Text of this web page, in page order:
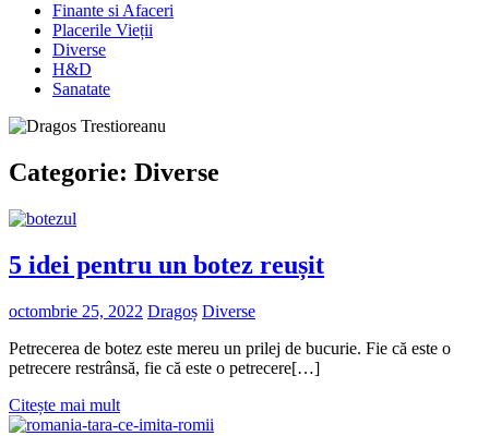
Finante si Afaceri
Placerile Vieții
Diverse
H&D
Sanatate
Categorie: Diverse
5 idei pentru un botez reușit
octombrie 25, 2022 Dragoș Diverse
Petrecerea de botez este mereu un prilej de bucurie. Fie că este o
petrecere restrânsă, fie că este o petrecere[…]
Citește mai mult